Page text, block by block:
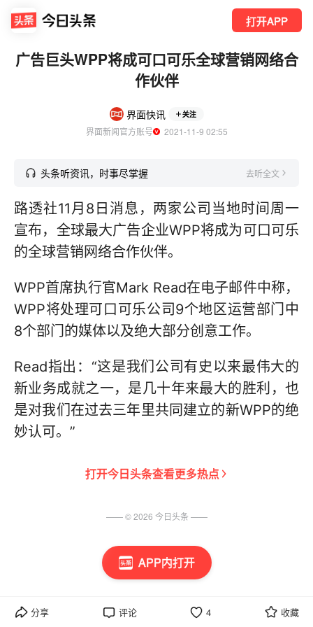
打开APP
APP内打开
广告巨头WPP将成可口可乐全球营销网络合
作伙伴
界面快讯 关注
界面新闻官方账号
  2021-11-9 02:55
头条听资讯，时事尽掌握 去听全文
路透社11月8日消息，两家公司当地时间周一
宣布，全球最大广告企业WPP将成为可口可乐
的全球营销网络合作伙伴。
WPP首席执行官Mark Read在电子邮件中称，
WPP将处理可口可乐公司9个地区运营部门中
8个部门的媒体以及绝大部分创意工作。
Read指出：“这是我们公司有史以来最伟大的
新业务成就之一，是几十年来最大的胜利，也
是对我们在过去三年里共同建立的新WPP的绝
妙认可。”
打开今日头条查看更多热点
分享 评论 4 收藏
—— ©2026 今日头条 ——